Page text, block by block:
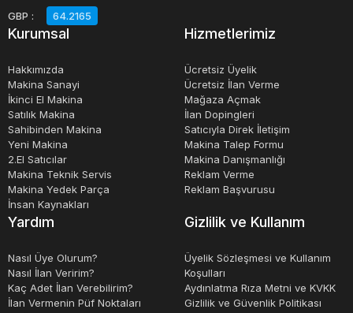
ömürlü yapıları ve üretkenlikleri sayesinde, işletmelerin
üretim verimliliğini artırmak ve maliyetleri azaltmak için
GBP : 64.2165
Kurumsal
Hakkımızda
Makina Sanayi
İkinci El Makina
Satılık Makina
Sahibinden Makina
Yeni Makina
2.El Satıcılar
Makina Teknik Servis
Makina Yedek Parça
İnsan Kaynakları
Hizmetlerimiz
Ücretsiz Üyelik
Ücretsiz İlan Verme
Mağaza Açmak
İlan Dopingleri
Satıcıyla Direk İletişim
Makina Talep Formu
Makina Danışmanlığı
Reklam Verme
Reklam Başvurusu
Yardım
Nasıl Üye Olurum?
Nasıl İlan Veririm?
Kaç Adet İlan Verebilirim?
İlan Vermenin Püf Noktaları
Gizlilik ve Kullanım
Üyelik Sözleşmesi ve Kullanım
Koşulları
Aydınlatma Rıza Metni ve KVKK
Gizlilik ve Güvenlik Politikası